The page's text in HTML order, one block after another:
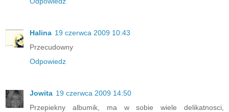
Halina 19 czerwca 2009 10:43
Przecudowny
Odpowiedz
Jowita 19 czerwca 2009 14:50
Przepiekny albumik, ma w sobie wiele delikatnosci,